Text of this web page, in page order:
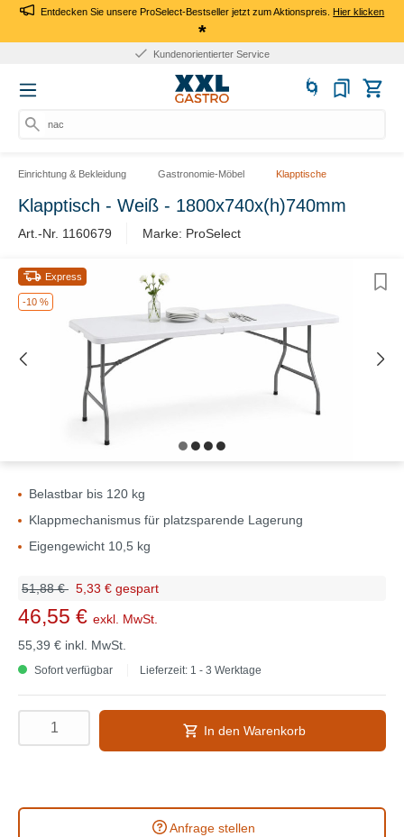
Entdecken Sie unsere ProSelect-Bestseller jetzt zum Aktionspreis.Hier klicken
*
Kundenorientierter Service
nach
Einrichtung & Bekleidung Gastronomie-Möbel Klapptische
Klapptisch - Weiß - 1800x740x(h)740mm
Art.-Nr. 1160679 Marke: ProSelect
-10 %
Express
Belastbar bis 120 kg
Klappmechanismus für platzsparende Lagerung
Eigengewicht 10,5 kg
51,88 € 5,33 € gespart
46,55 € exkl. MwSt.
55,39 € inkl. MwSt.
Sofort verfügbar Lieferzeit: 1 - 3 Werktage
In den Warenkorb
Anfrage stellen